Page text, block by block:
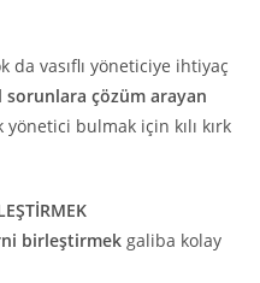
vasıflı yöneticiye ihtiyaç
çözüm arayan
yönetici bulmak için kılı kırk
birleştirmek galiba kolay